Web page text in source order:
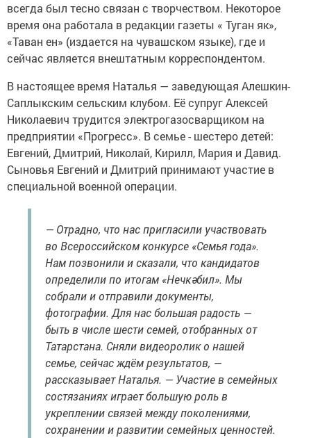
всегда был тесно связан с творчеством. Некоторое
время она работала в редакции газеты « Туган як»,
«Таван ен» (издается на чувашском языке), где и
сейчас является внештатным корреспондентом.
В настоящее время Наталья — заведующая Алешкин-
Саплыкским сельским клубом. Её супруг Алексей
Николаевич трудится электрогазосварщиком на
предприятии «Прогресс». В семье - шестеро детей:
Евгений, Дмитрий, Николай, Кирилл, Мария и Давид.
Сыновья Евгений и Дмитрий принимают участие в
специальной военной операции.
— Отрадно, что нас пригласили участвовать
во Всероссийском конкурсе «Семья года».
Нам позвонили и сказали, что кандидатов
определили по итогам «Нечкәбил». Мы
собрали и отправили документы,
фотографии. Для нас большая радость —
быть в числе шести семей, отобранных от
Татарстана. Сняли видеоролик о нашей
семье, сейчас ждём результатов, —
рассказывает Наталья. — Участие в семейных
состязаниях играет большую роль в
укреплении связей между поколениями,
сохранении и развитии семейных ценностей.